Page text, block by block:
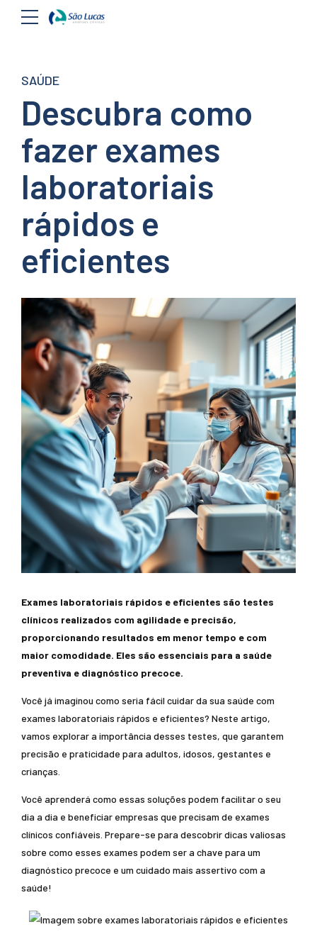
SAÚDE
Descubra como
fazer exames
laboratoriais
rápidos e
eficientes
Exames laboratoriais rápidos e eficientes são testes
clínicos realizados com agilidade e precisão,
proporcionando resultados em menor tempo e com
maior comodidade. Eles são essenciais para a saúde
preventiva e diagnóstico precoce.
Você já imaginou como seria fácil cuidar da sua saúde com
exames laboratoriais rápidos e eficientes? Neste artigo,
vamos explorar a importância desses testes, que garantem
precisão e praticidade para adultos, idosos, gestantes e
crianças.
Você aprenderá como essas soluções podem facilitar o seu
dia a dia e beneficiar empresas que precisam de exames
clínicos confiáveis. Prepare-se para descobrir dicas valiosas
sobre como esses exames podem ser a chave para um
diagnóstico precoce e um cuidado mais assertivo com a
saúde!